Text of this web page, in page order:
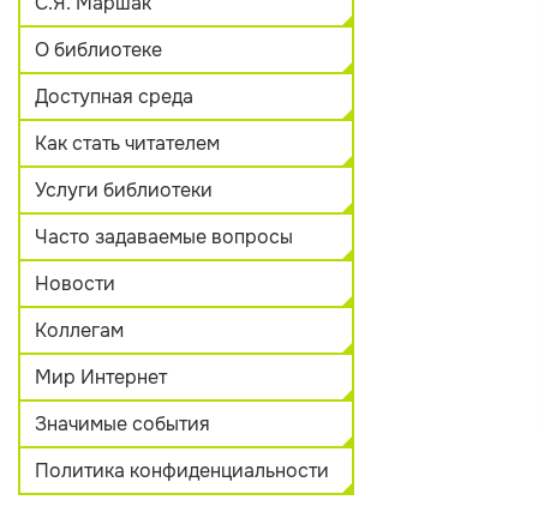
О библиотеке
Доступная среда
Как стать читателем
Услуги библиотеки
Часто задаваемые вопросы
Новости
Коллегам
Мир Интернет
Значимые события
Политика конфиденциальности